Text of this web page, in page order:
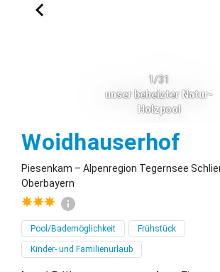
1/31
unser beheizter Natur-
Holzpool
Woidhauserhof
Piesenkam – Alpenregion Tegernsee
Oberbayern
Pool/Bademöglichkeit Frühstück
Kinder- und Familienurlaub